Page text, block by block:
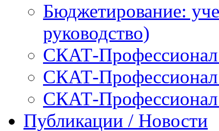
Бюджетирование:
руководство)
СКАТ-
СКАТ-
СКАТ-
Публикации / Новости